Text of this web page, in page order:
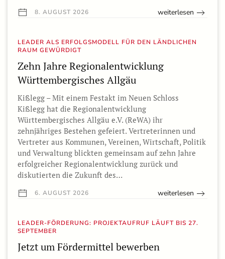
8. AUGUST 2026 weiterlesen
LEADER ALS ERFOLGSMODELL FÜR DEN LÄNDLICHEN
RAUM GEWÜRDIGT
Zehn Jahre Regionalentwicklung
Württembergisches Allgäu
Kißlegg – Mit einem Festakt im Neuen Schloss
Kißlegg hat die Regionalentwicklung
Württembergisches Allgäu e.V. (ReWA) ihr
zehnjähriges Bestehen gefeiert. Vertreterinnen und
Vertreter aus Kommunen, Vereinen, Wirtschaft, Politik
und Verwaltung blickten gemeinsam auf zehn Jahre
erfolgreicher Regionalentwicklung zurück und
diskutierten die Zukunft des…
6. AUGUST 2026 weiterlesen
LEADER-FÖRDERUNG: PROJEKTAUFRUF LÄUFT BIS 27.
SEPTEMBER
Jetzt um Fördermittel bewerben